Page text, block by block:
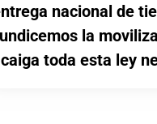
nacional de
la
toda esta ley